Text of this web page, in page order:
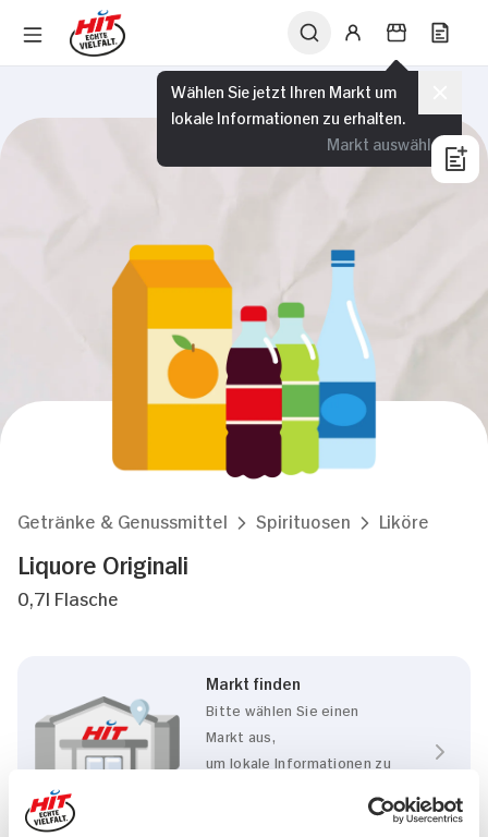
Wählen Sie jetzt Ihren Markt um
lokale Informationen zu erhalten.
Markt auswählen
Getränke & Genussmittel Spirituosen Liköre
Liquore Originali
0,7l Flasche
Markt finden
Bitte wählen Sie einen
Markt aus,
um lokale Informationen zu